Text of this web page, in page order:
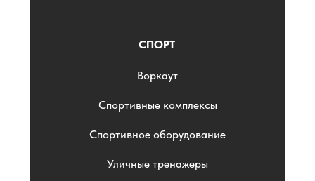
СПОРТ
Воркаут
Спортивные комплексы
Спортивное оборудование
Уличные тренажеры